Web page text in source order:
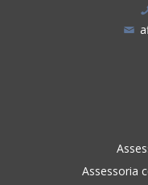
Assessoria